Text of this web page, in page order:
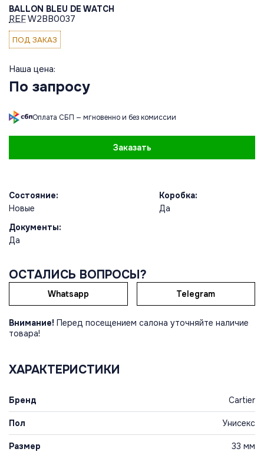
BALLON BLEU DE WATCH
REFW2BB0037
ПОД ЗАКАЗ
Наша цена:
По запросу
Оплата СБП — мгновенно и без комиссии
Заказать
Состояние:
Новые
Коробка:
Да
Документы:
Да
ОСТАЛИСЬ ВОПРОСЫ?
Whatsapp Telegram
Внимание! Перед посещением салона уточняйте наличие
товара!
ХАРАКТЕРИСТИКИ
Бренд Cartier
Пол Унисекс
Размер 33 мм